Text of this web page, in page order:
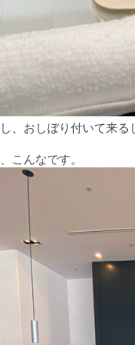
、おしぼり付いて来る
こんなです。